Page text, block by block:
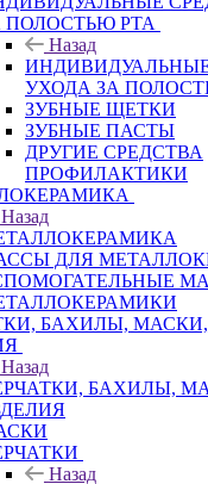
ПОЛОСТЬЮ РТА
Назад
УХОДА ЗА
ЗУБНЫЕ ЩЕТКИ
ЗУБНЫЕ ПАСТЫ
ДРУГИЕ СРЕДСТВА
ПРОФИЛАКТИКИ
Назад
ДЛЯ
БАХИЛЫ,
Назад
БАХИЛЫ,
Назад